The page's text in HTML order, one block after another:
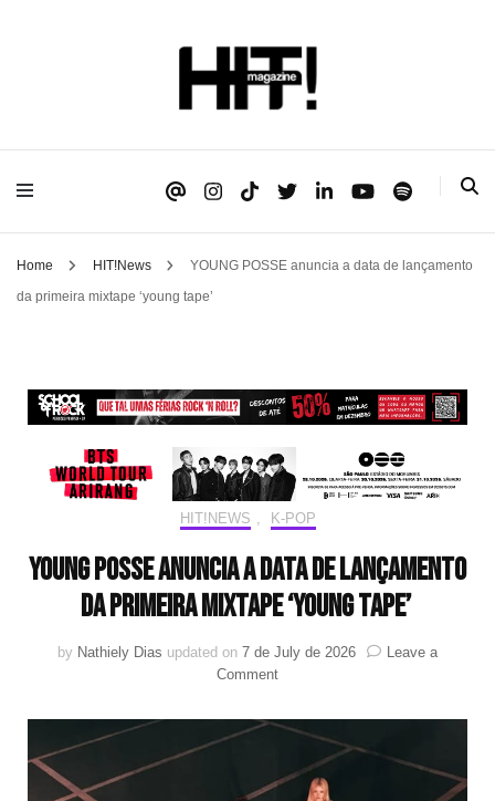
HIT!Magazine
Home HIT!News
YOUNG POSSE anuncia a data de lançamento
da primeira mixtape ‘young tape’
HIT!NEWS K-POP
YOUNG POSSE anuncia a data de lançamento
da primeira mixtape ‘young tape’
by Nathiely Dias updated on 7 de July de 2026
Leave a
Commenton
POSSE
anuncia
data